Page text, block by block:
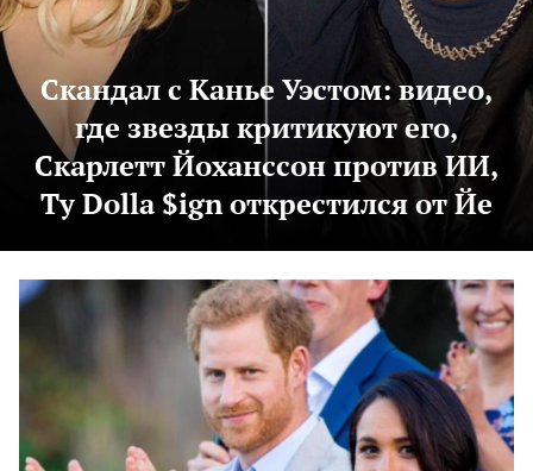
Скандал с Канье Уэстом: видео,
где звезды критикуют его,
Скарлетт Йоханссон против ИИ,
Ty Dolla $ign открестился от Йе